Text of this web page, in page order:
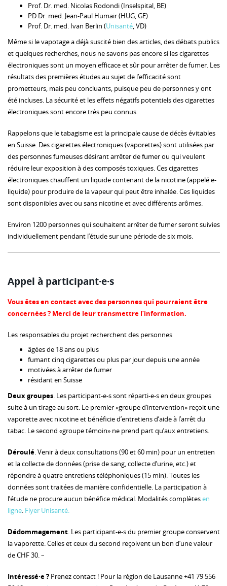
Prof. Dr. med. Nicolas Rodondi (Inselspital, BE)
PD Dr. med. Jean-Paul Humair (HUG, GE)
Prof. Dr. med. Ivan Berlin (Unisanté, VD)
Même si le vapotage a déjà suscité bien des articles, des débats publics
et quelques recherches, nous ne savons pas encore si les cigarettes
électroniques sont un moyen efficace et sûr pour arrêter de fumer. Les
résultats des premières études au sujet de l’efficacité sont
prometteurs, mais peu concluants, puisque peu de personnes y ont
été incluses. La sécurité et les effets négatifs potentiels des cigarettes
électroniques sont encore très peu connus.
Rappelons que le tabagisme est la principale cause de décès évitables
en Suisse. Des cigarettes électroniques (vaporettes) sont utilisées par
des personnes fumeuses désirant arrêter de fumer ou qui veulent
réduire leur exposition à des composés toxiques. Ces cigarettes
électroniques chauffent un liquide contenant de la nicotine (appelé e-
liquide) pour produire de la vapeur qui peut être inhalée. Ces liquides
sont disponibles avec ou sans nicotine et avec différents arômes.
Environ 1200 personnes qui souhaitent arrêter de fumer seront suivies
individuellement pendant l’étude sur une période de six mois.
Appel à participant·e·s
Vous êtes en contact avec des personnes qui pourraient être
concernées ? Merci de leur transmettre l’information.
Les responsables du projet recherchent des personnes
âgées de 18 ans ou plus
fumant cinq cigarettes ou plus par jour depuis une année
motivées à arrêter de fumer
résidant en Suisse
Deux groupes. Les participant-e-s sont réparti-e-s en deux groupes
suite à un tirage au sort. Le premier «groupe d’intervention» reçoit une
vaporette avec nicotine et bénéficie d’entretiens d’aide à l’arrêt du
tabac. Le second «groupe témoin» ne prend part qu’aux entretiens.
Déroulé. Venir à deux consultations (90 et 60 min) pour un entretien
et la collecte de données (prise de sang, collecte d’urine, etc.) et
répondre à quatre entretiens téléphoniques (15 min). Toutes les
données sont traitées de manière confidentielle. La participation à
l’étude ne procure aucun bénéfice médical. Modalités complètesen
ligne. Flyer Unisanté.
Dédommagement. Les participant-e-s du premier groupe conservent
la vaporette. Celles et ceux du second reçoivent un bon d’une valeur
de CHF 30. –
Intéressé·e ? Prenez contact ! Pour la région de Lausanne +41 79 556